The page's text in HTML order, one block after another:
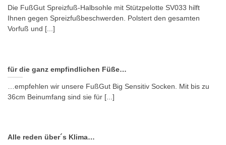
Die FußGut Spreizfuß-Halbsohle mit Stützpelotte SV033 hilft
Ihnen gegen Spreizfußbeschwerden. Polstert den gesamten
Vorfuß und [...]
für die ganz empfindlichen Füße…
…empfehlen wir unsere FußGut Big Sensitiv Socken. Mit bis zu
36cm Beinumfang sind sie für [...]
Alle reden über´s Klima…